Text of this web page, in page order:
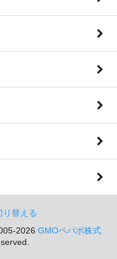
り替える
2026 GMOペパボ株式